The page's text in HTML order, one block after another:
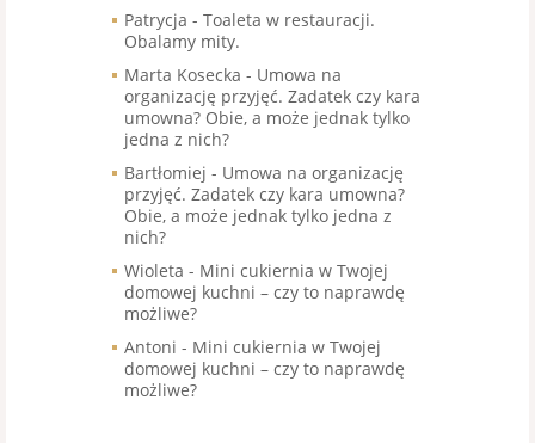
Patrycja - Toaleta w restauracji.
Obalamy mity.
Marta Kosecka - Umowa na
organizację przyjęć. Zadatek czy kara
umowna? Obie, a może jednak tylko
jedna z nich?
Bartłomiej - Umowa na organizację
przyjęć. Zadatek czy kara umowna?
Obie, a może jednak tylko jedna z
nich?
Wioleta - Mini cukiernia w Twojej
domowej kuchni – czy to naprawdę
możliwe?
Antoni - Mini cukiernia w Twojej
domowej kuchni – czy to naprawdę
możliwe?